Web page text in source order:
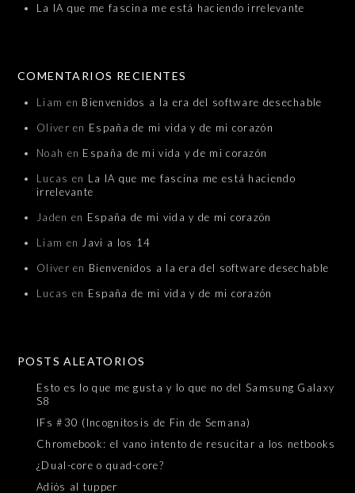
La IA que me fascina me está haciendo irrelevante
COMENTARIOS RECIENTES
Liam en Bienvenidos a la era del software desechable
Oliver en España de mi vida y de mi corazón
Noah en España de mi vida y de mi corazón
Lucas en La IA que me fascina me está haciendo
irrelevante
Jaden en España de mi vida y de mi corazón
Liam en Javi a los 14
Oliver en Bienvenidos a la era del software desechable
Lucas en España de mi vida y de mi corazón
POSTS ALEATORIOS
Esto es lo que me gusta y lo que no del Samsung Galaxy
S8
IFs #30 (Incognitosis de Fin de Semana)
Chromebook: el vano intento de resucitar a los netbooks
¿Dual-core o quad-core?
Adiós al tupper